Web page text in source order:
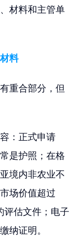
材料和主管单
料
重合部分，但
：正式申请
是护照；在格
境内非农业不
场价值超过
评估文件；电子
纳证明。